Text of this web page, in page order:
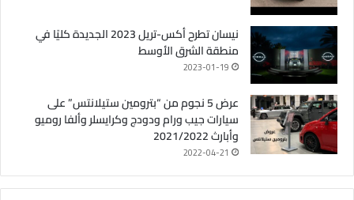
نيسان تطرح أكس-تريل 2023 الجديدة كليًا في
منطقة الشرق الأوسط
2023-01-19
عرض 5 نجوم من “بترومين ستيلانتس” على
سيارات جيب ورام ودودج وكرايسلر وألفا روميو
وأبارث 2021/2022
2022-04-21